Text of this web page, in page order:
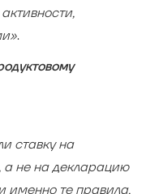
.
ставку на
а не на декларацию
именно те правила,